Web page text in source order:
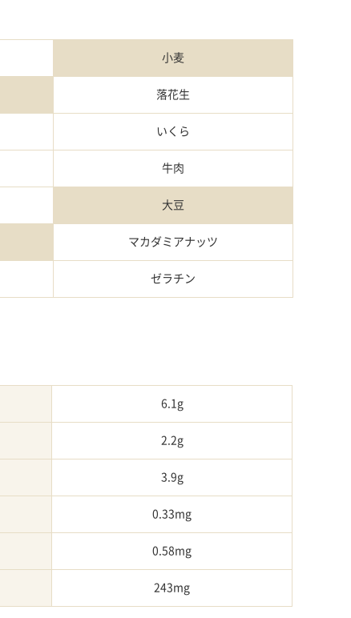
小麦
落花生
いくら
牛肉
大豆
マカダミアナッツ
ゼラチン
6.1g
2.2g
3.9g
0.33mg
0.58mg
243mg